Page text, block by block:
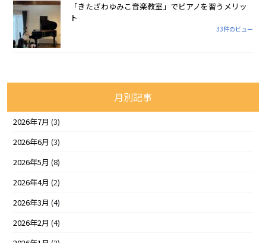
「きたざわゆみこ音楽教室」でピアノを習うメリッ
ト
33件のビュー
月別記事
2026年7月 (3)
2026年6月 (3)
2026年5月 (8)
2026年4月 (2)
2026年3月 (4)
2026年2月 (4)